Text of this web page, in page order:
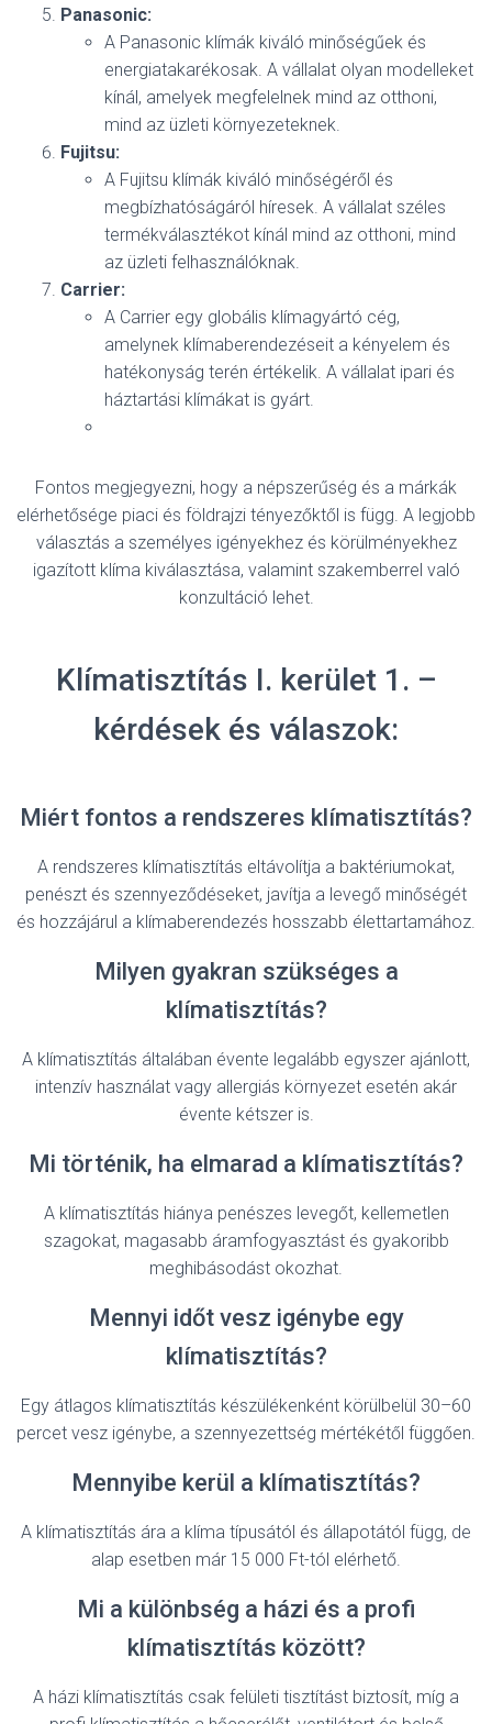
Panasonic:
A Panasonic klímák kiváló minőségűek és
energiatakarékosak. A vállalat olyan modelleket
kínál, amelyek megfelelnek mind az otthoni,
mind az üzleti környezeteknek.
Fujitsu:
A Fujitsu klímák kiváló minőségéről és
megbízhatóságáról híresek. A vállalat széles
termékválasztékot kínál mind az otthoni, mind
az üzleti felhasználóknak.
Carrier:
A Carrier egy globális klímagyártó cég,
amelynek klímaberendezéseit a kényelem és
hatékonyság terén értékelik. A vállalat ipari és
háztartási klímákat is gyárt.
Fontos megjegyezni, hogy a népszerűség és a márkák
elérhetősége piaci és földrajzi tényezőktől is függ. A legjobb
választás a személyes igényekhez és körülményekhez
igazított klíma kiválasztása, valamint szakemberrel való
konzultáció lehet.
Klímatisztítás I. kerület 1. –
kérdések és válaszok:
Miért fontos a rendszeres klímatisztítás?
A rendszeres klímatisztítás eltávolítja a baktériumokat,
penészt és szennyeződéseket, javítja a levegő minőségét
és hozzájárul a klímaberendezés hosszabb élettartamához.
Milyen gyakran szükséges a
klímatisztítás?
A klímatisztítás általában évente legalább egyszer ajánlott,
intenzív használat vagy allergiás környezet esetén akár
évente kétszer is.
Mi történik, ha elmarad a klímatisztítás?
A klímatisztítás hiánya penészes levegőt, kellemetlen
szagokat, magasabb áramfogyasztást és gyakoribb
meghibásodást okozhat.
Mennyi időt vesz igénybe egy
klímatisztítás?
Egy átlagos klímatisztítás készülékenként körülbelül 30–60
percet vesz igénybe, a szennyezettség mértékétől függően.
Mennyibe kerül a klímatisztítás?
A klímatisztítás ára a klíma típusától és állapotától függ, de
alap esetben már 15 000 Ft-tól elérhető.
Mi a különbség a házi és a profi
klímatisztítás között?
A házi klímatisztítás csak felületi tisztítást biztosít, míg a